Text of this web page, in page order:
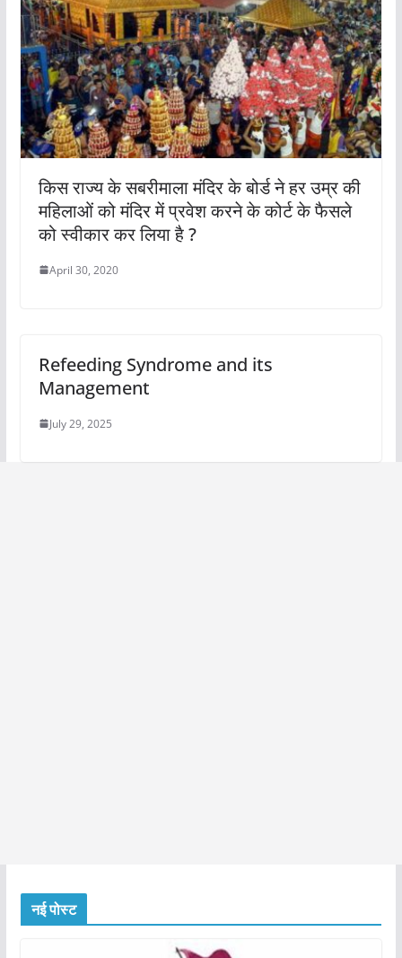
किस राज्य के सबरीमाला मंदिर के बोर्ड ने हर उम्र की
महिलाओं को मंदिर में प्रवेश करने के कोर्ट के फैसले
को स्वीकार कर लिया है ?
April 30, 2020
Refeeding Syndrome and its
Management
July 29, 2025
नई पोस्ट